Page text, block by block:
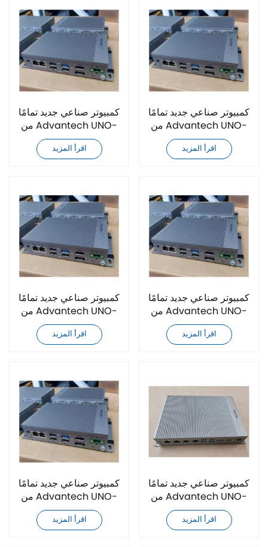
كمبيوتر صناعي جديد تمامًا
من Advantech UNO-
2484G-7332BE
اقرأ المزيد
كمبيوتر صناعي جديد تمامًا
من Advantech UNO-
348-ANN3A
اقرأ المزيد
كمبيوتر صناعي جديد تمامًا
من Advantech UNO-
348-ANN1A
اقرأ المزيد
كمبيوتر صناعي جديد تمامًا
من Advantech UNO-
348-A943A
اقرأ المزيد
كمبيوتر صناعي جديد تمامًا
من Advantech UNO-
348-A941A
اقرأ المزيد
كمبيوتر صناعي جديد تمامًا
من Advantech UNO-
348-A533A
اقرأ المزيد